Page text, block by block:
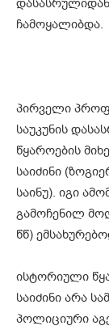
ჩამოყალიბდა.
პირველი
საუკუნის
წყაროების
საიძინი
საინუ). იგი
გამოჩენილ
წწ)
ისტორიული
საიძინი არა
პოლიციური